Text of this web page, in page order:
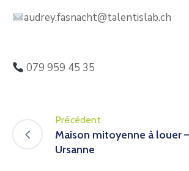
audrey.fasnacht@talentislab.ch
079 959 45 35
Précédent
Maison mitoyenne à louer
Ursanne